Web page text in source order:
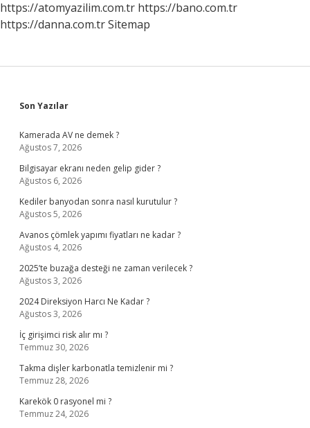
https://atomyazilim.com.tr https://bano.com.tr
https://danna.com.trSitemap
Sidebar
Son Yazılar
Kamerada AV ne demek ?
Ağustos 7, 2026
Bilgisayar ekranı neden gelip gider ?
Ağustos 6, 2026
Kediler banyodan sonra nasıl kurutulur ?
Ağustos 5, 2026
Avanos çömlek yapımı fiyatları ne kadar ?
Ağustos 4, 2026
2025’te buzağa desteği ne zaman verilecek ?
Ağustos 3, 2026
2024 Direksiyon Harcı Ne Kadar ?
Ağustos 3, 2026
İç girişimci risk alır mı ?
Temmuz 30, 2026
Takma dişler karbonatla temizlenir mi ?
Temmuz 28, 2026
Karekök 0 rasyonel mi ?
Temmuz 24, 2026